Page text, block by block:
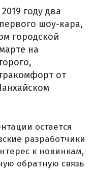
году два
шоу-кара,
городской
на
от
остается
разработчики
к новинкам,
обратную связь